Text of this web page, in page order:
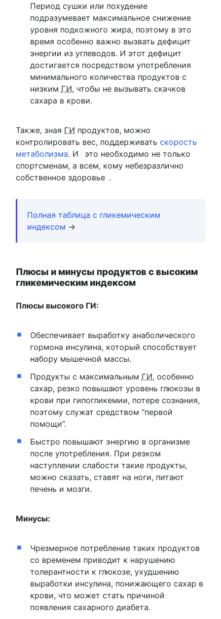
Период сушки или похудение
подразумевает максимальное снижение
уровня подкожного жира, поэтому в это
время особенно важно вызвать дефицит
энергии из углеводов. И этот дефицит
достигается посредством употребления
минимального количества продуктов с
низким ГИ, чтобы не вызывать скачков
сахара в крови.
Также, зная ГИ продуктов, можно
контролировать вес, поддерживать скорость
метаболизма. И
это необходимо не только
спортсменам, а всем, кому небезразлично
собственное здоровье .
Полная таблица с гликемическим
индексом →
Плюсы и минусы продуктов с высоким
гликемическим индексом
Плюсы высокого ГИ:
Обеспечивает выработку анаболического
гормона инсулина, который способствует
набору мышечной массы.
Продукты с максимальным ГИ, особенно
сахар, резко повышают уровень глюкозы в
крови при гипогликемии, потере сознания,
поэтому служат средством “первой
помощи”.
Быстро повышают энергию в организме
после употребления. При резком
наступлении слабости такие продукты,
можно сказать, ставят на ноги, питают
печень и мозги.
Минусы:
Чрезмерное потребление таких продуктов
со временем приводит к нарушению
толерантности к глюкозе, ухудшению
выработки инсулина, понижающего сахар в
крови, что может стать причиной
появления сахарного диабета.